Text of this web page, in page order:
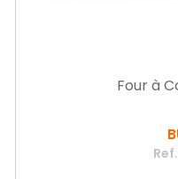
Four à
Ref.